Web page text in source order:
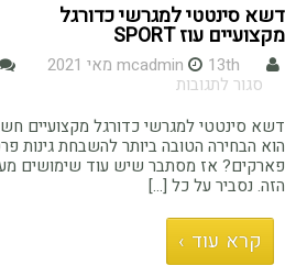
דשא סינטטי למגרשי כדורגל
מקצועיים עוז SPORT
mcadmin
13th מאי 2021
סגור לתגובות
סינטטי
למגרשי
כדורגל
מקצועיים
עוז
sport
דשא סינטטי למגרשי כדורגל מקצועיים
הוא הבחירה הטובה ביותר להשבחת גינות
פארקים? אז מסתבר שיש עוד שימושים
הזה. נסביר על כל […]
קרא עוד ›